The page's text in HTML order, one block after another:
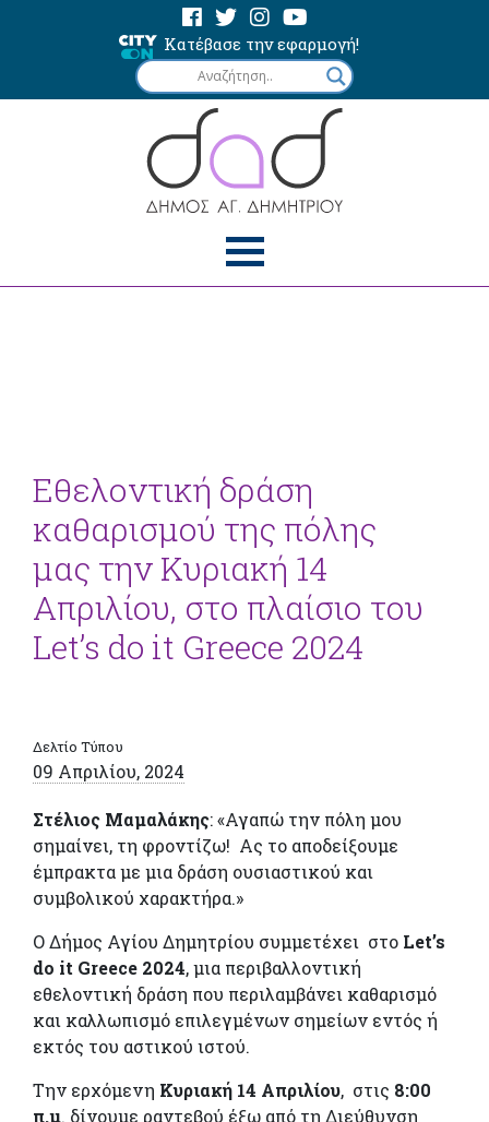
Κατέβασε την εφαρμογή!
Εθελοντική δράση
καθαρισμού της πόλης
μας την Κυριακή 14
Απριλίου, στο πλαίσιο του
Let’s do it Greece 2024
Δελτίο Τύπου
09 Απριλίου, 2024
Στέλιος Μαμαλάκης: «Αγαπώ την πόλη μου
σημαίνει, τη φροντίζω! Ας το αποδείξουμε
έμπρακτα με μια δράση ουσιαστικού και
συμβολικού χαρακτήρα.»
Ο Δήμος Αγίου Δημητρίου συμμετέχει στο Let’s
do it Greece 2024, μια περιβαλλοντική
εθελοντική δράση που περιλαμβάνει καθαρισμό
και καλλωπισμό επιλεγμένων σημείων εντός ή
εκτός του αστικού ιστού.
Την ερχόμενη Κυριακή 14 Απριλίου, στις 8:00
π.μ. δίνουμε ραντεβού έξω από τη Διεύθυνση